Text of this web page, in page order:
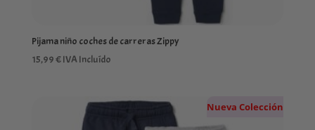
Pijama niño coches de carreras Zippy
15,99€IVA Incluído
Nueva Colección